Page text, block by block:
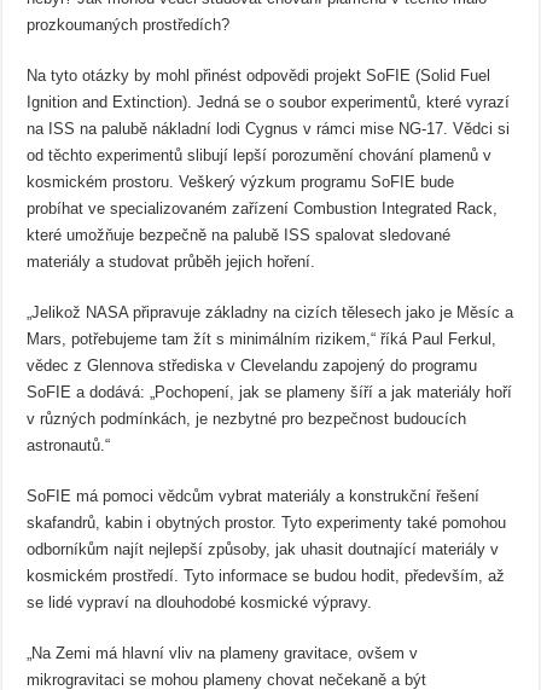
prozkoumaných prostředích?
Na tyto otázky by mohl přinést odpovědi projekt SoFIE (Solid Fuel
Ignition and Extinction). Jedná se o soubor experimentů, které vyrazí
na ISS na palubě nákladní lodi Cygnus v rámci mise NG-17. Vědci si
od těchto experimentů slibují lepší porozumění chování plamenů v
kosmickém prostoru. Veškerý výzkum programu SoFIE bude
probíhat ve specializovaném zařízení Combustion Integrated Rack,
které umožňuje bezpečně na palubě ISS spalovat sledované
materiály a studovat průběh jejich hoření.
„Jelikož NASA připravuje základny na cizích tělesech jako je Měsíc a
Mars, potřebujeme tam žít s minimálním rizikem,“ říká Paul Ferkul,
vědec z Glennova střediska v Clevelandu zapojený do programu
SoFIE a dodává: „Pochopení, jak se plameny šíří a jak materiály hoří
v různých podmínkách, je nezbytné pro bezpečnost budoucích
astronautů.“
SoFIE má pomoci vědcům vybrat materiály a konstrukční řešení
skafandrů, kabin i obytných prostor. Tyto experimenty také pomohou
odborníkům najít nejlepší způsoby, jak uhasit doutnající materiály v
kosmickém prostředí. Tyto informace se budou hodit, především, až
se lidé vypraví na dlouhodobé kosmické výpravy.
„Na Zemi má hlavní vliv na plameny gravitace, ovšem v
mikrogravitaci se mohou plameny chovat nečekaně a být